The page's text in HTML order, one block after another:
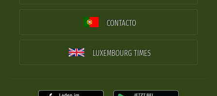
CONTACTO
LUXEMBOURG TIMES